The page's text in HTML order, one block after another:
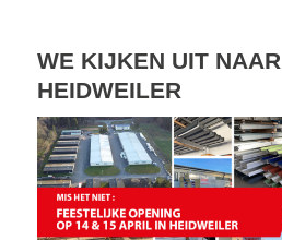
WE KIJKEN UIT
HEIDWEILER